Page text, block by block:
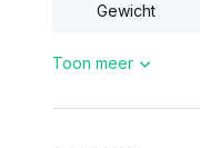
Gewicht
Toon meer